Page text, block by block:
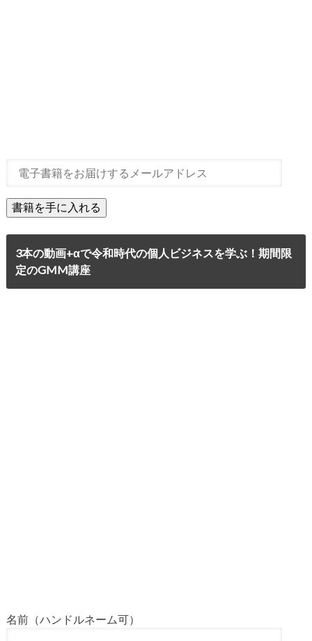
3本の動画+αで令和時代の個人ビジネスを学ぶ！期間限
定のGMM講座
名前（ハンドルネーム可）